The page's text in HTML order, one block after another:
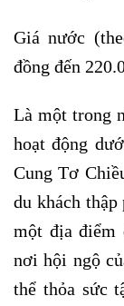
Giá nước
đồng đến
Là một trong
hoạt động
Cung Tơ
du khách
một địa điểm
nơi hội ngộ
thể thỏa sức